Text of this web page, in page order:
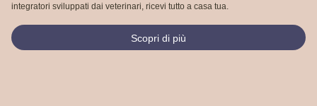
integratori sviluppati dai veterinari, ricevi tutto a casa tua.
Scopri di più